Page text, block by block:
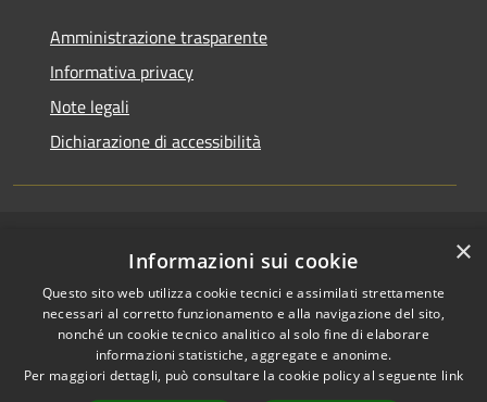
Amministrazione trasparente
Informativa privacy
Note legali
Dichiarazione di accessibilità
Privacy
Cookie
Mappa del sito
Permessi web -
Copyright © 2026 • Comune di
Casirate d'Adda • Powered by
Municipium•Accesso
redazione
×
Informazioni sui cookie
Questo sito web utilizza cookie tecnici e assimilati strettamente
necessari al corretto funzionamento e alla navigazione del sito,
nonché un cookie tecnico analitico al solo fine di elaborare
informazioni statistiche, aggregate e anonime.
Per maggiori dettagli, può consultare la cookie policy al seguente link